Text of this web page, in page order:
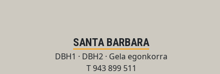
SANTA BARBARA
DBH1 · DBH2 · Gela egonkorra
T 943 899 511